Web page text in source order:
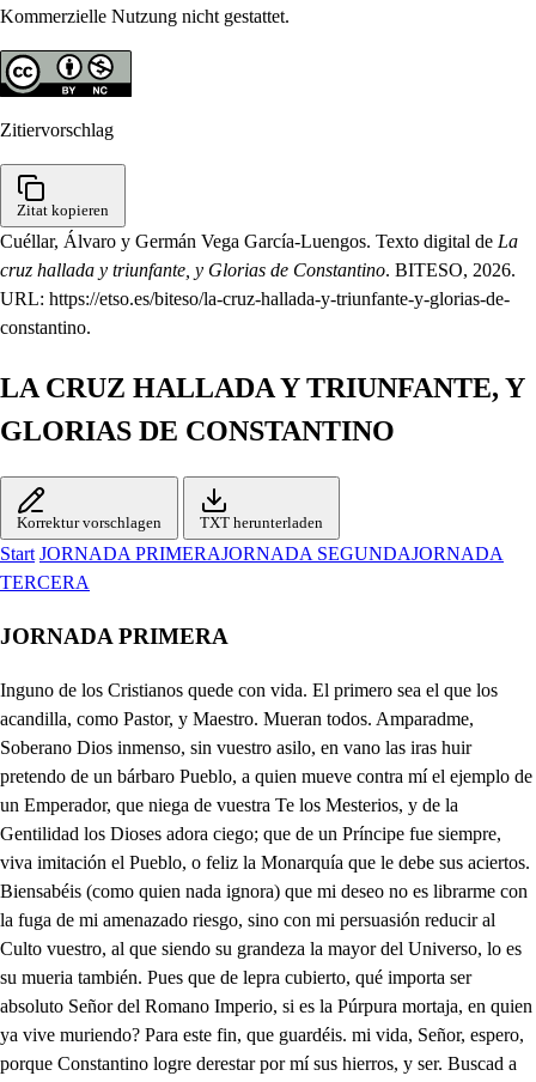
Kommerzielle Nutzung nicht gestattet.
Zitiervorschlag
Zitat kopieren
Cuéllar, Álvaro y Germán Vega García-Luengos. Texto digital de La
cruz hallada y triunfante, y Glorias de Constantino. BITESO, 2026.
URL: https://etso.es/biteso/la-cruz-hallada-y-triunfante-y-glorias-de-
constantino.
LA CRUZ HALLADA Y TRIUNFANTE, Y
GLORIAS DE CONSTANTINO
Korrektur vorschlagen TXT herunterladen
Start JORNADA PRIMERAJORNADA SEGUNDAJORNADA
TERCERA
JORNADA PRIMERA
Inguno de los Cristianos quede con vida. El primero sea el que los acandilla, como Pastor, y Maestro. Mueran todos. Amparadme, Soberano Dios inmenso, sin vuestro asilo, en vano las iras huir pretendo de un bárbaro Pueblo, a quien mueve contra mí el ejemplo de un Emperador, que niega de vuestra Te los Mesterios, y de la Gentilidad los Dioses adora ciego; que de un Príncipe fue siempre, viva imitación el Pueblo, o feliz la Monarquía que le debe sus aciertos. Biensabéis (como quien nada ignora) que mi deseo no es librarme con la fuga de mi amenazado riesgo, sino con mi persuasión reducir al Culto vuestro, al que siendo su grandeza la mayor del Universo, lo es su mueria también. Pues que de lepra cubierto, qué importa ser absoluto Señor del Romano Imperio, si es la Púrpura mortaja, en quien ya vive muriendo? Para este fin, que guardéis. mi vida, Señor, espero, porque Constantino logre derestar por mí sus hierros, y ser. Buscad a Silvestre, que de su Palacio huyendo salió. En varias tropas todos por la Ciudad le busquemos. Qué miro! cercado ya por todas partes me veo; y puer no puedo dar paso sin ser vilto, a vos apelo, Señor, para que piadoso me insi iréis lo que hacer debo. Yo te lo diré, pues Dios me ordena por su Decreto, que te asista, reservando tu vida del rigor fiero de tanto encrnigo suyo. Ven, pues, mis pasos siguiendo, que irvisele dejarás frusirado su aleve intento. Quién habrá que no os alabe por ravores tan supremos? Seguidme, porque no pueda dicanar de muerto, o preso. s , - Pan conseguirlo, basta qué te acompañe Mostrenco, que es lo más. Pues en Retaco se halla cosa que sea menos? Si eres su criado tú, yo también. . Ya estáis molesto: callad, o idos de aquí, que este no es de burlas tiempo. otro hiciera que lo fuese, por estar en uso puesto; y cuanto más disparate, ser más celebrado vemos. Para que no te congoje de su amenaza el estruendo, le confundirá mi voz, en cuyos acordes ecos (de ti solo percibidos) halle, tu aflicción consuelo, Si mover la Fe puede los montes de su asiento, que mucho que la tuya mueva de Dios el amoroso pecho? O alta virtud, que al hombre le haces dueñ de las riquezas que atesbra el Cielo! Vuestra, Señor, es mi vida, yo nada en ella os ofrezco, empleadla en lo que sea del mayor servicio vuestro. Aquí estoy, y estoy notando la falta que estoy haciendo al Emperador, pues cómo filico suyo, y primero en su confianza, mal faltar de su lado puedo; y así, proseguid vosotros la instancia de igual empeño, sin perdonar a la ira de la ley el cumplimiento. . Sigamos, pues, la derrota, que contra el Cristiano Gremio mueve a toda Roma hoy, mas que otras veces, diciendo: Mueran cuantos de los Dioses niegan el poder supremo. Mueran cuantes de los acioses niegan el poder supremo. Seor Mostrenco usted se tenga, y dígame, qué sujeto es, para que en tales casos se : magne de provecho? Que más que ser Platicante del Médico más experto, que tiene Roma? Y si me armo de aftismos de Galeno, matare con mis recetas, aún más Cristianos, que han muerto la ensalada de pepinos, y el agua fría robre ellos. Buena la arrogancia está; mas que mucho, si traes llenos siempre los cascos de zumo destriado de sarmientos? Tu hablas, urón de bodegas, con quien Pierres el Tudezco fue niño de Tera? Tú, apurador de pellejos, te me atreves? vive Baco Ea, démonos por buenos, y vamos a que confirme nuestra paz un Tabernero. Me conformo. Vanios, pues, que no es bien que supar demos a que de los dos se diga. i. No permitáis, Santos Cielos, que nos maten nuestros hijos, sinque mi amos primero. Hola, qué voces son estas? Por las calles discurriendo, gran número de mujeres le deja ver, y hacia el Regio Palacio caminan; cual sea la causa no infiero. Ni yo; mas si las seguinios, fácilmente la salremos. Pues vamos, si que de vista las pierda el cuida la nuestro, quedando para después nuestro convite suspenso; porque yo, mas que una holgura, cualquier novedad aprecio, donde, con lo que la añado, fábrico un cuento de cuentos. Tú haces bien, pues solo medran chacharones, y embusteros. Nadie con los Poderosos sabe negociar como ellos, y es el caso, porque nadie confronta más con su genio. . e , Oh cuanto vería el que juzga que haya cumplido contento en el coraron humano! pues el laurel más excelso no reserva a quien le ciñe de los milujos adversos, para cuyas propensiones todos igna es nacieron. Dígalo yo; pues qué importa, que a mi dominto sujetos, me tributen vasaliaje tantos dilatados Reinos? Sirendido a un accidente asqueroso, torpe ufeo, para no poder gozarlas, de qué sirve poseerlos? No tu discurso, señor, te llija concanto extremo, que te premonga impasible la esperara del remedio: Mas ormente, cuande en uno, que para os esta dispuelo, el exito ver aumardo de mi esulioso defecio. Peperida: experiencias, acreditadas del celo del caque mestros Dioses, me lo asegian, haciendo, quen los Claistiamos parasalo, pues que de vuestro cistigo viven a rigor suetos. ̱. Tn prueba de esa verdad, o tunminada el Pueldo, a tastancta miraprete, o matarlos, o pranderios, ombra siendo Silve de su Pontifice dieron) quien más que todos peligra; y aunque de su furia huyendo, no se sabe donde para, poco durará encubierto, pues la hambre le hara salir en busca de su fuitento. Cuando para mi salud sean inútiles los medios que prevenís, con saber el estado en que habéis puesto a ese fementido aleve, que con falsos argumentos, da nuestros Dioses por falsos, moriré con el consuelo, de que faltando él, no habrá quien siga tan loco empeño. Frustrado del todo queda con semejante suceso; y pasando a otro (que no es de menos cuidado) debo decirte, que tu salud estriba, en que tomes luego un baño de humana sangre. De sangre humana? Y es cierto, si de la Pilosofía no me engañan los efectos; pero que ha de ser advierte de aquellos infantes, tiernos, que no han llegado a dejar el primitivo alimento, que de sus madres reciben, producido de sus pechos. En una de aquesas salas prevenidos, señor, tengo hasta tres mil, y ya es hora de acudir a disponerlo. Para todo me hallaréis reducido a vuestro acuerdo. La vida nos quitad antes, que ver nuestros hijos muertos. Oiga el César nuestro llanto, A hablarle todas entremos. Volveos, porque de aquí no habéis de pasar. Qué es esto? Es, señor, que las Matronas, cuyos hijos son aquellos, que al cuchillo destinados están para tu remedio; no hay quien baste a reportarlas, con el dolor de perderlos, y pasar a tu presencia pretenden. . Raro despecho! Vuelve a decir que la Guarda castigue su atrevimiento. El que de injuriarlas trate, procederá poco cuerdo; que a quien con razón se queja, no debe juzgarse reo, por más que a la Majestad comprenda su sentimiento, pues la culpa es de el que altera de la justicia el derecho. Di, que remitiendo a una todas su pretensión, quiero saber a qué se reduce. . Poco hay que dudar en eso, pues ya lo han dado a entender de sus ansias los extremos. Sea la que fuere, a oír sus motivos me presiero. Invicto César Augusto, cuyos heroicos progresos, para eternizar tu nombre, dará la fama a su Templo. Una infeliz soy, de aquellas, que el trágico fin temiendo. de sus hijos, en sus vidas amenaza el mismo efecto; pues a nuestros corazones servirá el dolor de acero, al ver, que cruel Berdugo. hiera sus débiles cuellos: que en cualquier ley se prohibo el homicidio sabemos, al paso que son los Dioses en hacer justicia, rectos; pues no ignorando uno, ni otro como a tal error dispuesto, experimentar no temes su justo enojo severo? Demás, que nada mejoras en su ejecución, supuesto, que con lo que enferma el alma, no puede sanar el cuerpo. No mi llanto, mi razón te convenza; que no intento moverte como piadoso, sino como justiciero. A proposición tan necia, como ceder del derecho de su vida, por la ajena, un Emperador supremo, más respuesta no mereces (ni yo en mi razón la encuentro que el que tu castigo sea de las demás escarmiento. Tan contrario es mi dictamen, que no tan solo resuelvo la experiencia diferir de tan costoso remedio, dejando libres sus hijos, sino que vuelvan con ellos, gratificadas de mí, cuanto afligidas vinieron. Qué es lo que uigo! quién halló mas qué imaginó el deseo? Sus hijos se las entregue al punto, y medio talento entre todas se reparta. Qué haces, señor? Lo que debo, pues no es dudable, que así de una culpa me reservo, y a ellas resarzo el pciar de que yo fui el instrumento; y así, no os canséis, que más perder yo la vida quiero, que ver derramar la sangre de tanto inocente cuello. Vuelve, mujer, y anticipa con tu aviso ese consuelo a las que le aguardan. . Sea de tu piedad digno premio, con la salud, a que aspiras, de tu grandeza el anmento. Convertid el llanto en gozo, Matronas, pues ya tenemos nuestros hijos restaurados, y un precioso don con ellos. . Viva Constantino, viva, para oloria del Imperio. El ver que condescendieses tan liberal con el ruego de esa mujer me ha dejado confuso, absorto, y suspenso. Nada me digáis, que nada borrará de mi concepto sus razones, pues por ellas otro ser en mi contemplo; y ahora dejadme solo. Ya, gran señor, te obedezco, aunque ofendido de ver, . que desprecie mi confero. . Altas Esferas, que de Astros, Planetas, y Signos bellos, sois iluminado móvil de nuestros varios sucesos; para que sea en mi mano vara de justicia el Cetro, atendiendo en su materia, mas que al explendor al peso (pues se simboliza en este la gravedad del gobierno, si en aques la vanagloria de apetecidos obsequios) con vuestro divino influjo ilustrad mi entendimiento. Apenas su luz invoco, cuando de improviso el sueño la de mis ojos confunde, robándome sus objetos, propia imagen de la muerte, pues nadie de él se vio exento. d h. Monarca prodigroso, de Césares ejemplo, a cuya fama, el Orbe término será estrecho. 1. Escucha la voz. 2. Atiende al acento. De quién te conduce al bien más supremo. 1. A tu piedad obligado el Autor de Tierra; y Cielo, quiere hoy darte a conocer sus inefables Misterios. 2. Busca a Silvestre, a quien guarda de un risco el cabado seno; qu